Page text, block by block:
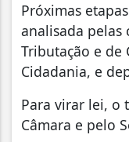
Próximas
analisada pelas
Tributação e de
Cidadania, e
Para virar lei, o
Câmara e pelo